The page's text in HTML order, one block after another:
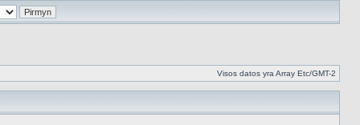
Visos datos yra Array Etc/GMT-2